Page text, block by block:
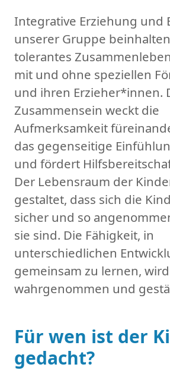
Integrative Erziehung und
unserer Gruppe
tolerantes
mit und ohne speziellen
und ihren Erzieher*innen.
Zusammensein weckt die
Aufmerksamkeit
das gegenseitige
und fördert
Der Lebensraum der
gestaltet, dass sich die
sicher und so
sie sind. Die Fähigkeit, in
unterschiedlichen
gemeinsam zu lernen, wird
wahrgenommen und
Für wen ist der
gedacht?